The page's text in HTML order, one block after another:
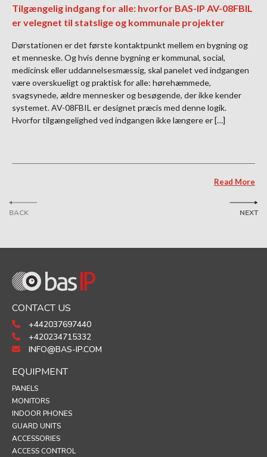
BACK
Tilgængelig indgang for alle: hvorfor BAS-IP AV-08FBIL
er velegnet til statslige og kommunale projekter
Dørstationen er det første kontaktpunkt mellem en bygning og
et menneske. Og hvis denne bygning er kommunal, social,
medicinsk eller uddannelsesmæssig, skal panelet ved indgangen
være overskueligt og praktisk for alle: hørehæmmede,
svagsynede, ældre mennesker og besøgende, der ikke kender
systemet. AV-08FBIL er designet præcis med denne logik.
Hvorfor tilgængelighed ved indgangen ikke længere er […]
Read More
NEXT
CONTACT US
+442037697440
+420234715332
INFO@BAS-IP.COM
EQUIPMENT
PANELS
MONITORS
INDOOR PHONES
GUARD UNITS
ACCESSORIES
ACCESS CONTROL